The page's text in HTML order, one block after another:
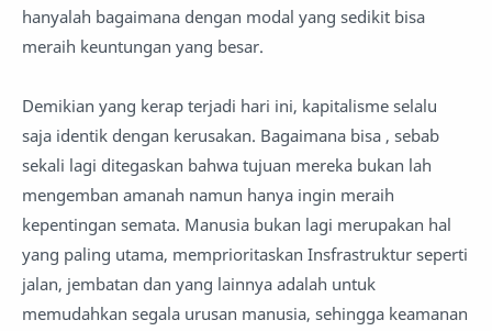
hanyalah bagaimana dengan modal yang sedikit bisa
meraih keuntungan yang besar.
Demikian yang kerap terjadi hari ini, kapitalisme selalu
saja identik dengan kerusakan. Bagaimana bisa , sebab
sekali lagi ditegaskan bahwa tujuan mereka bukan lah
mengemban amanah namun hanya ingin meraih
kepentingan semata. Manusia bukan lagi merupakan hal
yang paling utama, memprioritaskan Insfrastruktur seperti
jalan, jembatan dan yang lainnya adalah untuk
memudahkan segala urusan manusia, sehingga keamanan